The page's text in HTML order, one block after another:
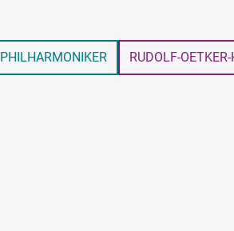
PHILHARMONIKER RUDOLF-